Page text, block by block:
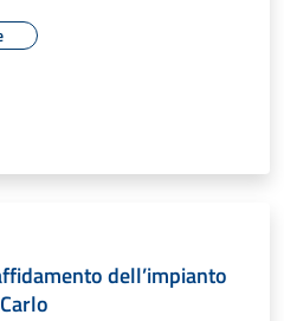
dell’impianto